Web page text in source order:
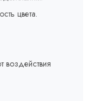
цвета.